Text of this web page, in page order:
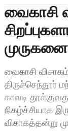
வைகாசி
முருகனை
வைகாசி
திருச்செந்தூர்
காவடி
நிகழ்ச்சியாக
விசாகத்தன்று